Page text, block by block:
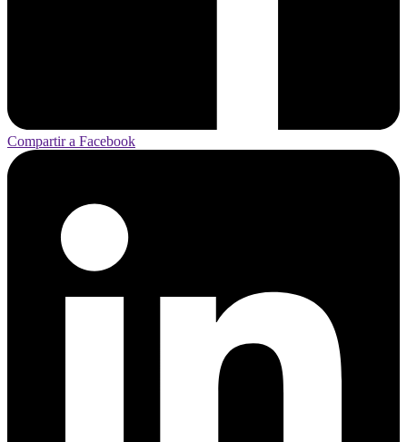
Compartir a Facebook